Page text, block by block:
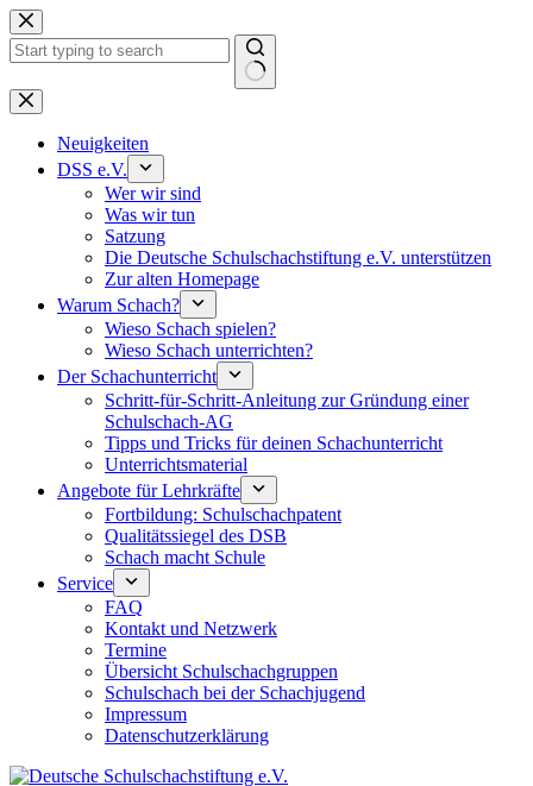
Keine
Ergebnisse
Neuigkeiten
DSS e.V.
Wer wir sind
Was wir tun
Satzung
Die Deutsche Schulschachstiftung e.V. unterstützen
Zur alten Homepage
Warum Schach?
Wieso Schach spielen?
Wieso Schach unterrichten?
Der Schachunterricht
Schritt-für-Schritt-Anleitung zur Gründung einer
Schulschach-AG
Tipps und Tricks für deinen Schachunterricht
Unterrichtsmaterial
Angebote für Lehrkräfte
Fortbildung: Schulschachpatent
Qualitätssiegel des DSB
Schach macht Schule
Service
FAQ
Kontakt und Netzwerk
Termine
Übersicht Schulschachgruppen
Schulschach bei der Schachjugend
Impressum
Datenschutzerklärung